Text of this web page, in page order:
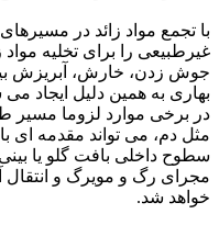
با تجمع مواد زائد در
غیرطبیعی را برای تخلیه
جوش زدن، خارش، آبریزش
بهاری به همین دلیل ایجاد
در برخی موارد لزوما مسیر
مثل دم، می تواند مقدمه ای
سطوح داخلی بافت گلو یا
مجرای رگ و مویرگ و انتقال
خواهد شد.